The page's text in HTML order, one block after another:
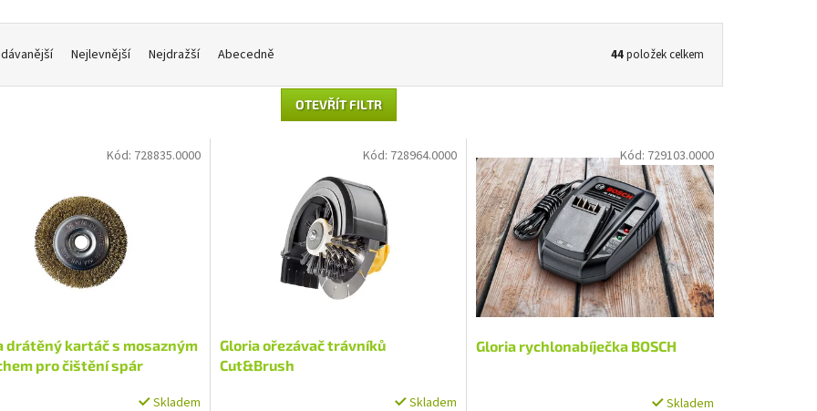
Nejlevnější Nejdražší Abecedně 44položek celkem
OTEVŘÍT FILTR
drátěný kartáč s mosazným
pro čištění spár
Skladem
Kód: 728835.0000
Gloria ořezávač trávníků
Cut&Brush
Skladem
Kód: 728964.0000
Gloria rychlonabíječka BOSCH
Skladem
Kód: 729103.0000